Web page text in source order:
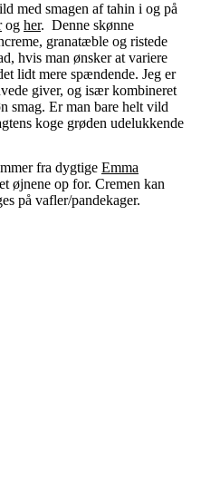
med smagen af tahin i og på
og her. Denne skønne
granatæble og ristede
hvis man ønsker at variere
lidt mere spændende. Jeg er
giver, og især kombineret
smag. Er man bare helt vild
koge grøden udelukkende
fra dygtige Emma
øjnene op for. Cremen kan
på vafler/pandekager.